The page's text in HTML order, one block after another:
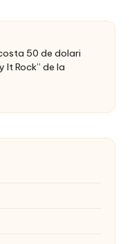
50 de dolari
It Rock” de la